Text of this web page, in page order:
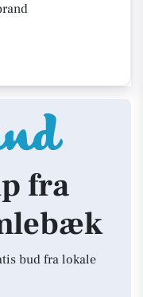
fra
bud fra lokale